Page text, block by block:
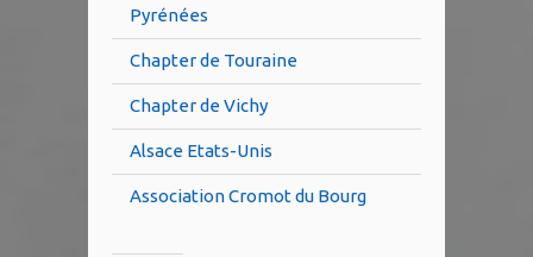
Pyrénées
Chapter de Touraine
Chapter de Vichy
Alsace Etats-Unis
Association Cromot du Bourg